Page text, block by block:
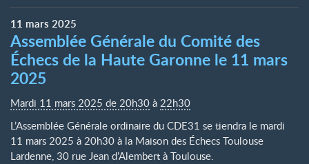
11 mars 2025
Assemblée Générale du Comité des
Échecs de la Haute Garonne le 11 mars
2025
Mardi 11 mars 2025 de 20h30 à 22h30
L’Assemblée Générale ordinaire du CDE31 se tiendra le mardi
11 mars 2025 à 20h30 à la Maison des Échecs Toulouse
Lardenne, 30 rue Jean d’Alembert à Toulouse.